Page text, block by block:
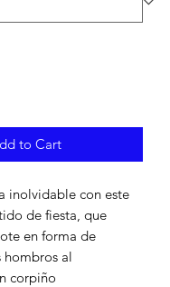
to Cart
inolvidable con este
de fiesta, que
en forma de
hombros al
corpiño